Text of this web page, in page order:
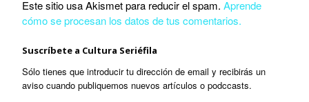
Este sitio usa Akismet para reducir el spam. Aprende
cómo se procesan los datos de tus comentarios.
Suscríbete a Cultura Seriéfila
Sólo tienes que introducir tu dirección de email y recibirás un
aviso cuando publiquemos nuevos artículos o podccasts.